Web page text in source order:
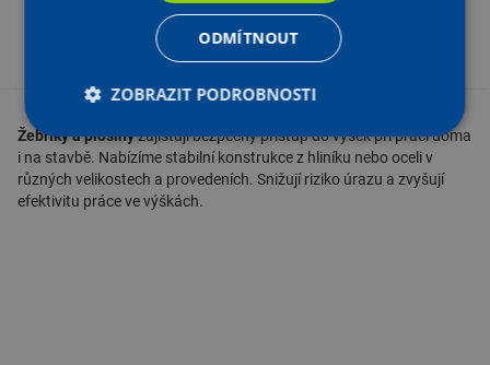
Vložit do košíku
Žebříky a plošinyzajišťují bezpečný přístup do výšek při práci doma
i na stavbě. Nabízíme stabilní konstrukce z hliníku nebo oceli v
různých velikostech a provedeních. Snižují riziko úrazu a zvyšují
efektivitu práce ve výškách.
ODMÍTNOUT
ZOBRAZIT PODROBNOSTI